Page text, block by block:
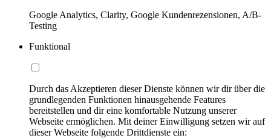
Google Analytics, Clarity, Google Kundenrezensionen, A/B-
Testing
Funktional
Durch das Akzeptieren dieser Dienste können wir dir über die
grundlegenden Funktionen hinausgehende Features
bereitstellen und dir eine komfortable Nutzung unserer
Webseite ermöglichen. Mit deiner Einwilligung setzen wir auf
dieser Webseite folgende Drittdienste ein: